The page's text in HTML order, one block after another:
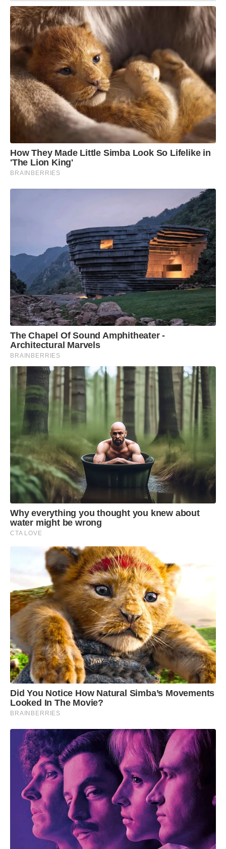
How They Made Little Simba Look So Lifelike in
'The Lion King'
BRAINBERRIES
The Chapel Of Sound Amphitheater -
Architectural Marvels
BRAINBERRIES
Why everything you thought you knew about
water might be wrong
CTA LOVE
Did You Notice How Natural Simba’s Movements
Looked In The Movie?
BRAINBERRIES